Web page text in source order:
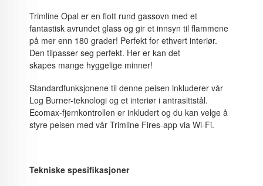
Trimline Opal er en flott rund gassovn med et
fantastisk avrundet glass og gir et innsyn til flammene
på mer enn 180 grader! Perfekt for ethvert interiør.
Den tilpasser seg perfekt. Her er kan det
skapes mange hyggelige minner!
Standardfunksjonene til denne peisen inkluderer vår
Log Burner-teknologi og et interiør i antrasittstål.
Ecomax-fjernkontrollen er inkludert og du kan velge å
styre peisen med vår Trimline Fires-app via Wi-Fi.
Tekniske spesifikasjoner